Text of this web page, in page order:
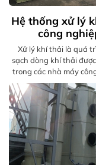
Hệ thống xử lý
công
Xử lý khí thải là quá
sạch dòng khí thải
trong các nhà máy
Khí thải là các chất
cần được xử lý thu
chuyển thành các chất
hơn.